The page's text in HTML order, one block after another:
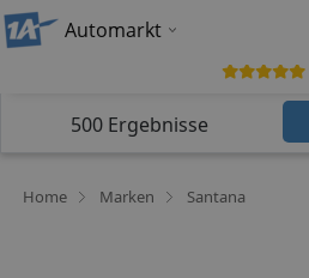
Automarkt
500 Ergebnisse
Home Marken Santana